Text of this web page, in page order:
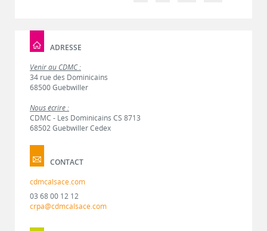
ADRESSE
Venir au CDMC :
34 rue des Dominicains
68500 Guebwiller
Nous écrire :
CDMC - Les Dominicains CS 8713
68502 Guebwiller Cedex
CONTACT
cdmcalsace.com
03 68 00 12 12
crpa@cdmcalsace.com